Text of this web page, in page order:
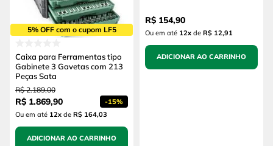
5% OFF com o cupom LF5
Caixa para Ferramentas tipo
Gabinete 3 Gavetas com 213
Peças Sata
R$ 2.189,00
R$ 1.869,90 -15%
Ou em até 12x de R$ 164,03
ADICIONAR AO CARRINHO
R$ 154,90
Ou em até 12x de R$ 12,91
ADICIONAR AO CARRINHO